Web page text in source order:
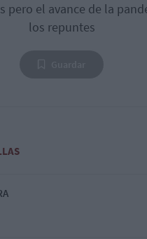
pero el avance de la
los repuntes